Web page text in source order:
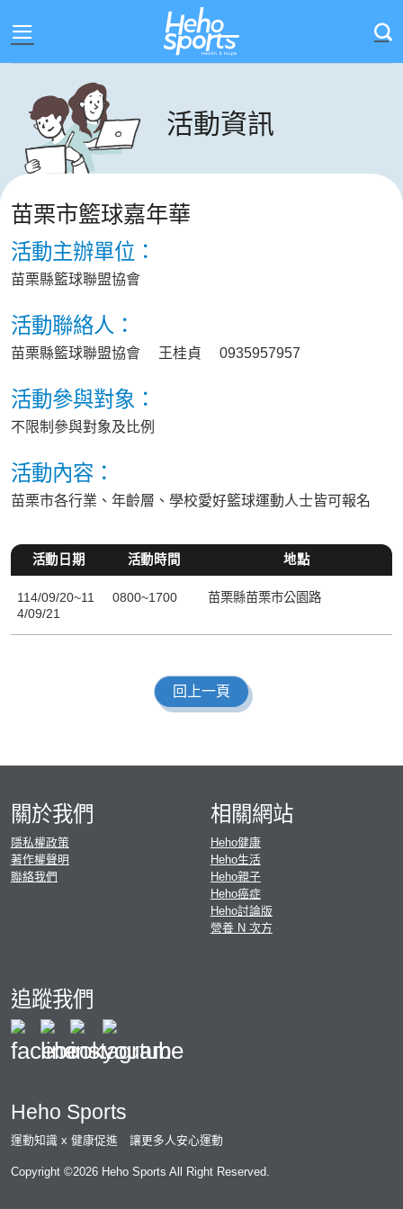
活動資訊
苗栗市籃球嘉年華
活動主辦單位：
苗栗縣籃球聯盟協會
活動聯絡人：
苗栗縣籃球聯盟協會 王桂貞 0935957957
活動參與對象：
不限制參與對象及比例
活動內容：
苗栗市各行業、年齡層、學校愛好籃球運動人士皆可報名
活動日期 活動時間 地點
114/09/20~11
4/09/21
0800~1700 苗栗縣苗栗市公園路
回上一頁
Heho Sports
運動知識 x 健康促進 讓更多人安心運動
Copyright ©2026 Heho Sports All Right Reserved.
關於我們
隱私權政策
著作權聲明
聯絡我們
相關網站
Heho健康
Heho生活
Heho親子
Heho癌症
Heho討論版
營養 N 次方
追蹤我們